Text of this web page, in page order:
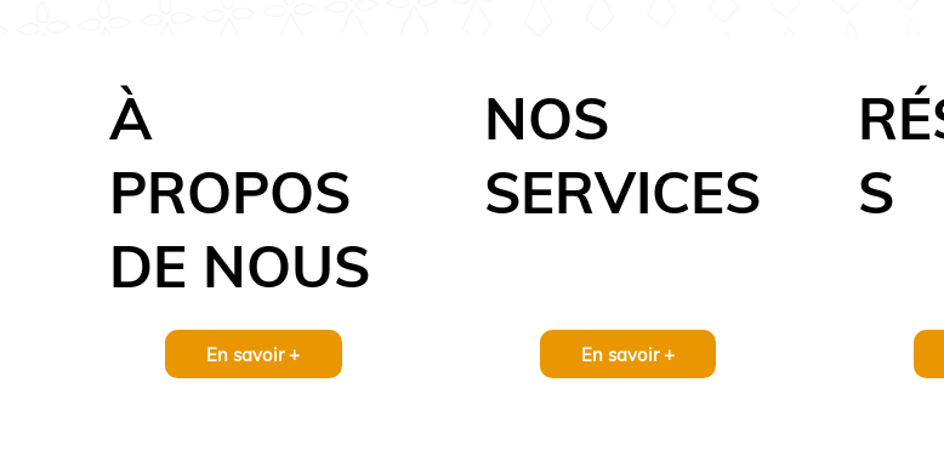
À
PROPOS
DE NOUS
En savoir +
NOS
SERVICES
En savoir +
S